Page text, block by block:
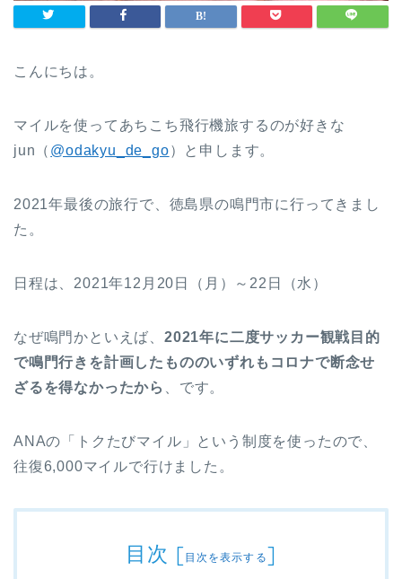
こんにちは。
マイルを使ってあちこち飛行機旅するのが好きな
jun（ @odakyu_de_go）と申します。
2021年最後の旅行で、徳島県の鳴門市に行ってきまし
た。
日程は、2021年12月20日（月）～22日（水）
なぜ鳴門かといえば、 2021年に二度サッカー観戦目的
で鳴門行きを計画したもののいずれもコロナで断念せ
ざるを得なかったから
、です。
ANAの「トクたびマイル」という制度を使ったので、
往復6,000マイルで行けました。
目次 [目次を表示する]